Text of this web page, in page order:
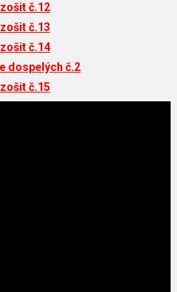
č.12
č.13
č.14
dospelých č.2
č.15